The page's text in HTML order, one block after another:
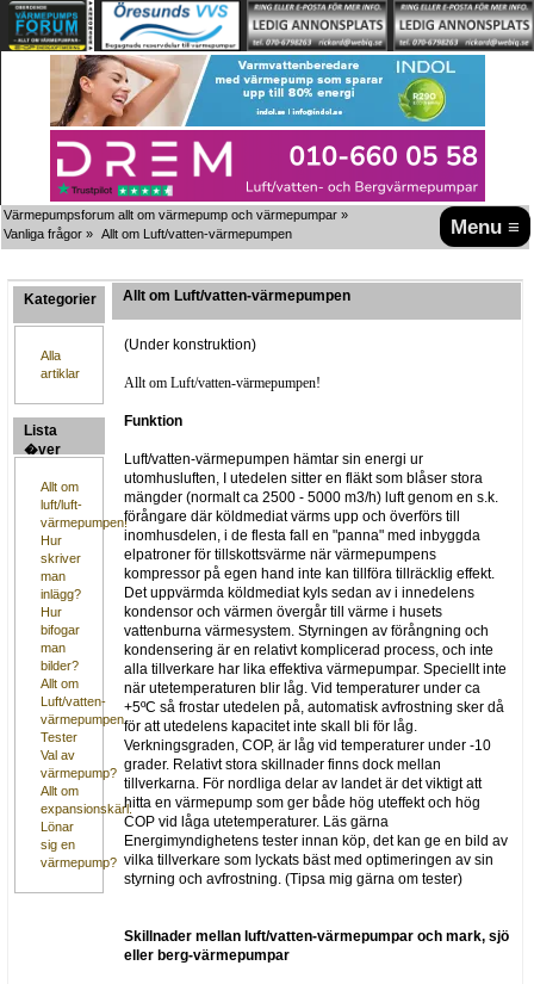
Menu ≡
Värmepumpsforum allt om värmepump och värmepumpar »
Vanliga frågor » Allt om Luft/vatten-värmepumpen
Kategorier
Alla
artiklar
Lista
�ver
Allt om
luft/luft-
värmepumpen!
Hur
skriver
man
inlägg?
Hur
bifogar
man
bilder?
Allt om
Luft/vatten-
värmepumpen
Tester
Val av
värmepump?
Allt om
expansionskärl.
Lönar
sig en
värmepump?
Allt om Luft/vatten-värmepumpen
(Under konstruktion)
Allt om Luft/vatten-värmepumpen!
Funktion
Luft/vatten-värmepumpen hämtar sin energi ur
utomhusluften, I utedelen sitter en fläkt som blåser stora
mängder (normalt ca 2500 - 5000 m3/h) luft genom en s.k.
förångare där köldmediat värms upp och överförs till
inomhusdelen, i de flesta fall en "panna" med inbyggda
elpatroner för tillskottsvärme när värmepumpens
kompressor på egen hand inte kan tillföra tillräcklig effekt.
Det uppvärmda köldmediat kyls sedan av i innedelens
kondensor och värmen övergår till värme i husets
vattenburna värmesystem. Styrningen av förångning och
kondensering är en relativt komplicerad process, och inte
alla tillverkare har lika effektiva värmepumpar. Speciellt inte
när utetemperaturen blir låg. Vid temperaturer under ca
+5ºC så frostar utedelen på, automatisk avfrostning sker då
för att utedelens kapacitet inte skall bli för låg.
Verkningsgraden, COP, är låg vid temperaturer under -10
grader. Relativt stora skillnader finns dock mellan
tillverkarna. För nordliga delar av landet är det viktigt att
hitta en värmepump som ger både hög uteffekt och hög
COP vid låga utetemperaturer. Läs gärna
Energimyndighetens tester innan köp, det kan ge en bild av
vilka tillverkare som lyckats bäst med optimeringen av sin
styrning och avfrostning. (Tipsa mig gärna om tester)
Skillnader mellan luft/vatten-värmepumpar och mark, sjö
eller berg-värmepumpar